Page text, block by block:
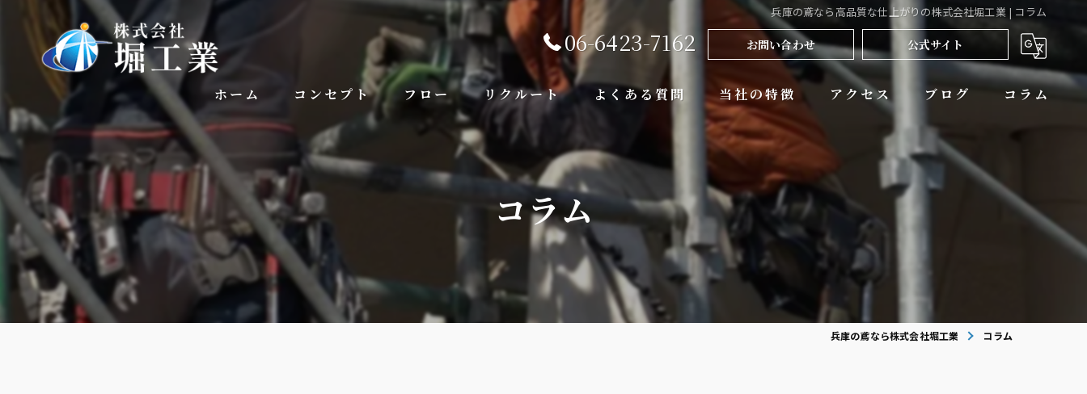
兵庫の鳶なら高品質な仕上がりの株式会社堀工業 | コラム
06-6423-7162 お問い合わせ 公式サイト
ホーム コンセプト
代表挨拶
フロー リクルート よくある質問 当社の特徴
大阪の鳶
鉄骨建方
商業施設
ビル
アクセス ブログ コラム
コラム
兵庫の鳶なら株式会社堀工業 コラム